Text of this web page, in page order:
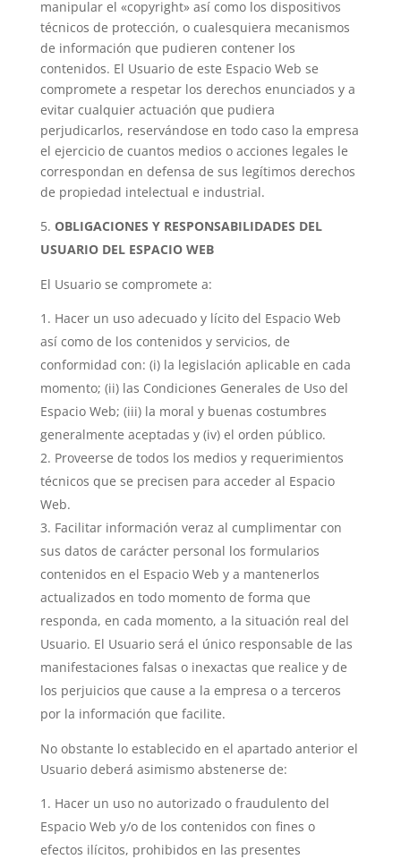
manipular el «copyright» así como los dispositivos
técnicos de protección, o cualesquiera mecanismos
de información que pudieren contener los
contenidos. El Usuario de este Espacio Web se
compromete a respetar los derechos enunciados y a
evitar cualquier actuación que pudiera
perjudicarlos, reservándose en todo caso la empresa
el ejercicio de cuantos medios o acciones legales le
correspondan en defensa de sus legítimos derechos
de propiedad intelectual e industrial.
OBLIGACIONES Y RESPONSABILIDADES DEL
USUARIO DEL ESPACIO WEB
El Usuario se compromete a:
Hacer un uso adecuado y lícito del Espacio Web
así como de los contenidos y servicios, de
conformidad con: (i) la legislación aplicable en cada
momento; (ii) las Condiciones Generales de Uso del
Espacio Web; (iii) la moral y buenas costumbres
generalmente aceptadas y (iv) el orden público.
Proveerse de todos los medios y requerimientos
técnicos que se precisen para acceder al Espacio
Web.
Facilitar información veraz al cumplimentar con
sus datos de carácter personal los formularios
contenidos en el Espacio Web y a mantenerlos
actualizados en todo momento de forma que
responda, en cada momento, a la situación real del
Usuario. El Usuario será el único responsable de las
manifestaciones falsas o inexactas que realice y de
los perjuicios que cause a la empresa o a terceros
por la información que facilite.
No obstante lo establecido en el apartado anterior el
Usuario deberá asimismo abstenerse de:
Hacer un uso no autorizado o fraudulento del
Espacio Web y/o de los contenidos con fines o
efectos ilícitos, prohibidos en las presentes